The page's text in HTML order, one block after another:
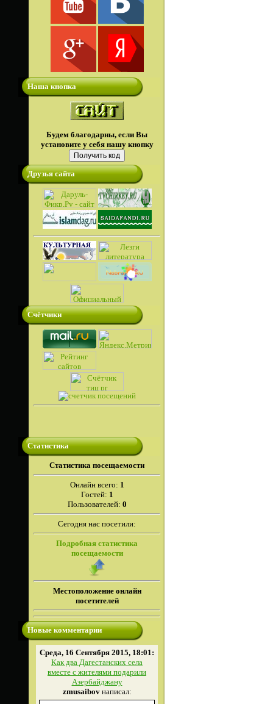
Наша кнопка
Будем благодарны, если Вы
установите у себя нашу кнопку
Друзья сайта
Счётчики
Статистика
Cтатистика посещаемости
Онлайн всего: 1
Гостей: 1
Пользователей: 0
Сегодня нас посетили:
Подробная статистика
посещаемости
Местоположение онлайн
посетителей
Новые комментарии
Среда, 16 Сентября 2015, 18:01:
Как два Дагестанских села
вместе с жителями подарили
Азербайджану
zmusaibovнаписал: